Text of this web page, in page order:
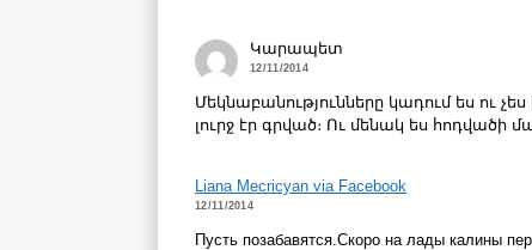
Կարապետ
12/11/2014
Մեկնաբանությունները կադում ես ու
լուրջ էր գրված։ Ու մենակ ես հոդվածի
Liana Mecricyan via Facebook
12/11/2014
Пусть позабавятся.Скоро на лады калины